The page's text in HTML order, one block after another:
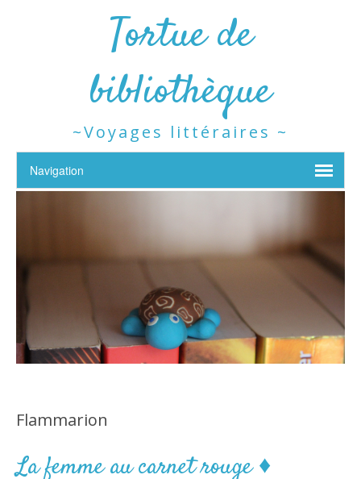
Tortue de
bibliothèque
~Voyages littéraires ~
Flammarion
La femme au carnet rouge ♦